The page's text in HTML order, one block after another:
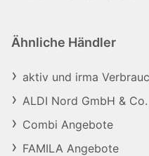
Ähnliche Händler
aktiv und irma
ALDI Nord GmbH &
Combi Angebote
FAMILA Angebote